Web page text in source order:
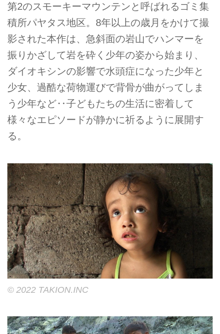
第2のスモーキーマウンテンと呼ばれるゴミ集
積所パヤタス地区。8年以上の歳月をかけて撮
影された本作は、急斜面の岩山でハンマーを
振りかざして岩を砕く少年の姿から始まり、
ダイオキシンの影響で水頭症になった少年と
少女、過酷な荷物運びで背骨が曲がってしま
う少年など‥子どもたちの生活に密着して
様々なエピソードが静かに祈るように展開す
る。
©︎ 2022 TAKION.INC